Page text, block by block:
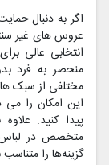
اگر به دنبال
عروس های غیر
انتخابی عالی
منحصر به فرد
مختلفی از سبک ها
این امکان را
پیدا کنید.
متخصص در
گزینه‌ها را